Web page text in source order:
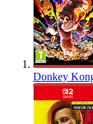
Donkey